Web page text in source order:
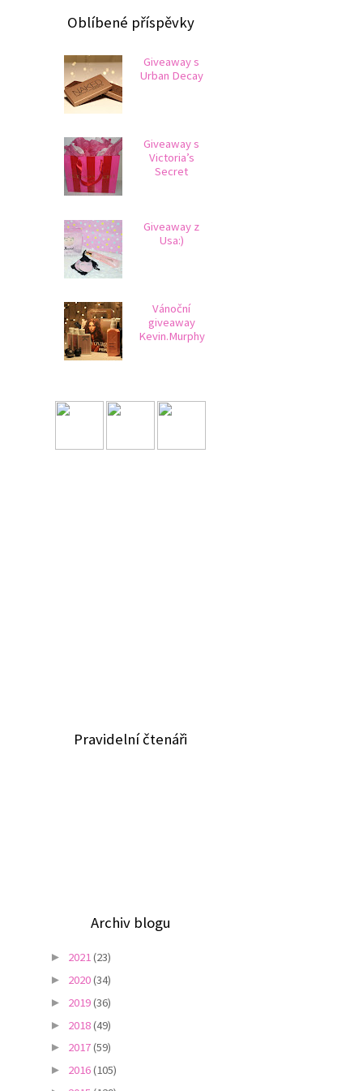
Oblíbené příspěvky
Giveaway s
Urban Decay
Giveaway s
Victoria’s
Secret
Giveaway z
Usa:)
Vánoční
giveaway
Kevin.Murphy
Pravidelní čtenáři
Archiv blogu
► 2021 (23)
► 2020(34)
► 2019(36)
► 2018(49)
► 2017(59)
► 2016(105)